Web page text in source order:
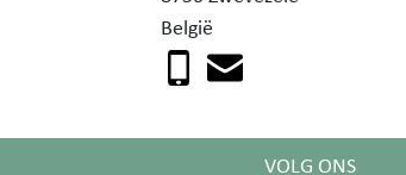
België
VOLG ONS